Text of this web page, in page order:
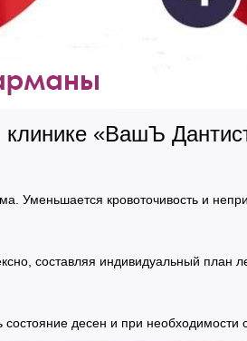
клинике «ВашЪ
Уменьшается кровоточивость и
составляя индивидуальный план
десен и при необходимости